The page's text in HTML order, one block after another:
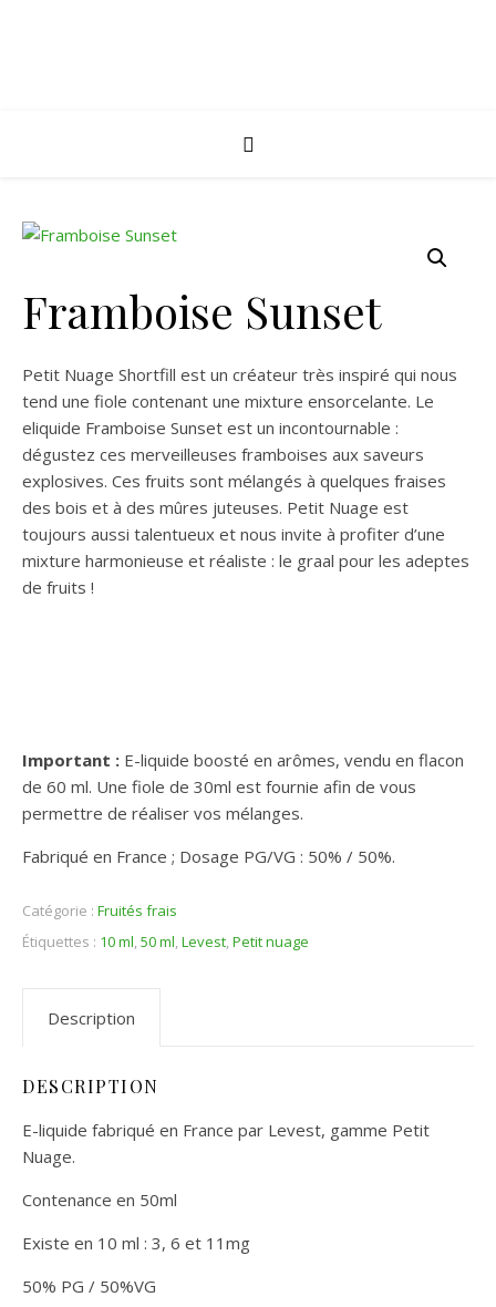
Framboise Sunset
Petit Nuage Shortfill est un créateur très inspiré qui nous
tend une fiole contenant une mixture ensorcelante. Le
eliquide Framboise Sunset est un incontournable :
dégustez ces merveilleuses framboises aux saveurs
explosives. Ces fruits sont mélangés à quelques fraises
des bois et à des mûres juteuses. Petit Nuage est
toujours aussi talentueux et nous invite à profiter d’une
mixture harmonieuse et réaliste : le graal pour les adeptes
de fruits !
Important : E-liquide boosté en arômes, vendu en flacon
de 60 ml. Une fiole de 30ml est fournie afin de vous
permettre de réaliser vos mélanges.
Fabriqué en France ; Dosage PG/VG : 50% / 50%.
Catégorie : Fruités frais
Étiquettes : 10 ml,50 ml,Levest,Petit nuage
Description
DESCRIPTION
E-liquide fabriqué en France par Levest, gamme Petit
Nuage.
Contenance en 50ml
Existe en 10 ml : 3, 6 et 11mg
50% PG / 50%VG